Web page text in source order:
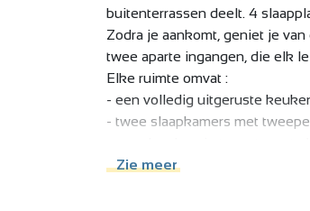
buitenterrassen deelt. 4
Zodra je aankomt, geniet je
twee aparte ingangen, die elk
Elke ruimte omvat :
- een volledig uitgeruste
- twee slaapkamers met
Zie meer